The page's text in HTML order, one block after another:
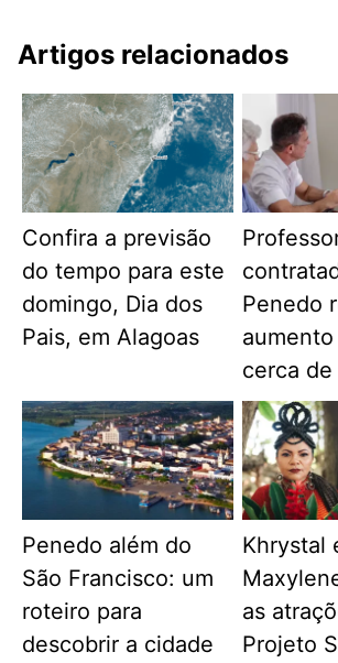
Artigos relacionados
Confira a previsão
do tempo para este
domingo, Dia dos
Pais, em Alagoas
Penedo
cerca de
Penedo além do
São Francisco: um
roteiro para
descobrir a cidade
Khrystal
as
Projeto